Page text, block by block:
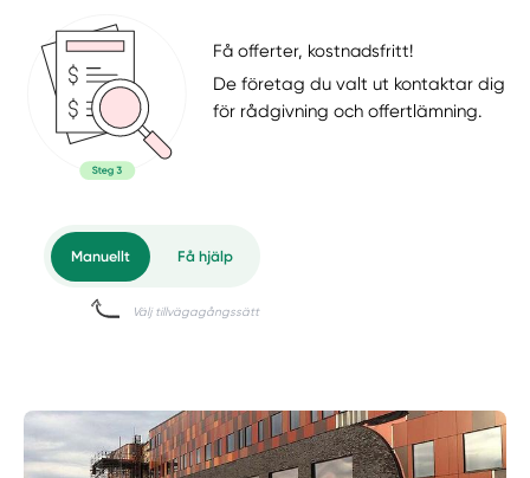
Få offerter, kostnadsfritt!
De företag du valt ut kontaktar dig
för rådgivning och offertlämning.